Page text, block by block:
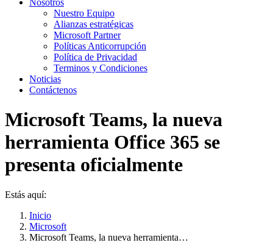
Nosotros
Nuestro Equipo
Alianzas estratégicas
Microsoft Partner
Políticas Anticorrupción
Política de Privacidad
Terminos y Condiciones
Noticias
Contáctenos
Microsoft Teams, la nueva
herramienta Office 365 se
presenta oficialmente
Estás aquí:
Inicio
Microsoft
Microsoft Teams, la nueva herramienta…